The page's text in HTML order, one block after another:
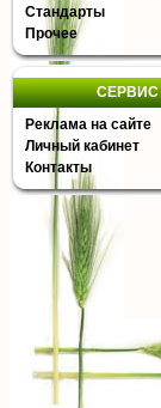
Стандарты
Прочее
СЕРВИС
Реклама на сайте
Личный кабинет
Контакты